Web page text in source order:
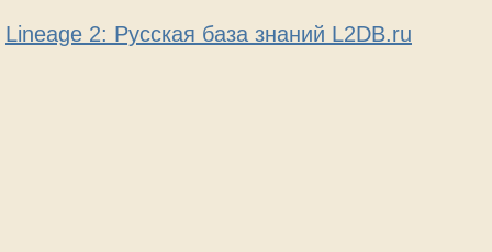
Lineage 2: Русская база знаний L2DB.ru